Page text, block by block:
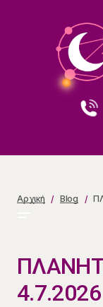
Αρχική Blog
4.7.2026